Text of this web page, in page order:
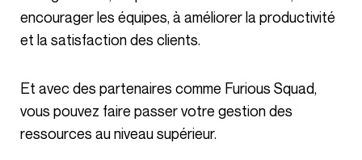
encourager les équipes, à améliorer la productivité
et la satisfaction des clients.
Et avec des partenaires comme Furious Squad,
vous pouvez faire passer votre gestion des
ressources au niveau supérieur.